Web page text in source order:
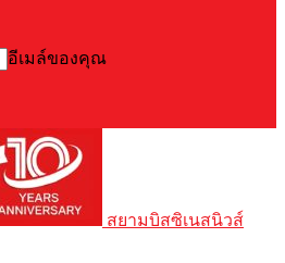
อีเมล์ของคุณ
สยามบิสซิเนสนิวส์